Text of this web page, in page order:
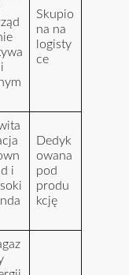
Skupio
na na
logisty
ce
i
Dedyk
owana
pod
produ
kcję